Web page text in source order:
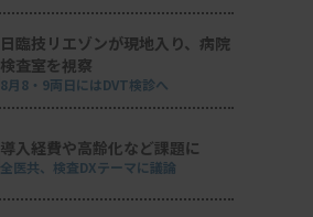
日臨技リエゾンが現地入り、病院
検査室を視察
8月8・9両日にはDVT検診へ
導入経費や高齢化など課題に
全医共、検査DXテーマに議論